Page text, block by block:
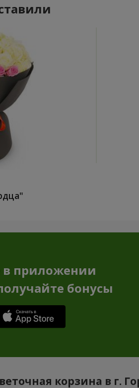
в приложении
бонусы
корзина в г.